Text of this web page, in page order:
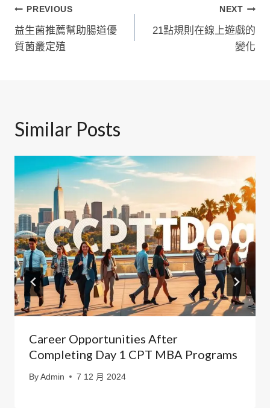
文
章
PREVIOUS
益生菌推薦幫助腸道優
質菌叢定殖
NEXT
21點規則在線上遊戲的
變化
Similar Posts
Career Opportunities After
Completing Day 1 CPT MBA Programs
By Admin 7 12 月 2024